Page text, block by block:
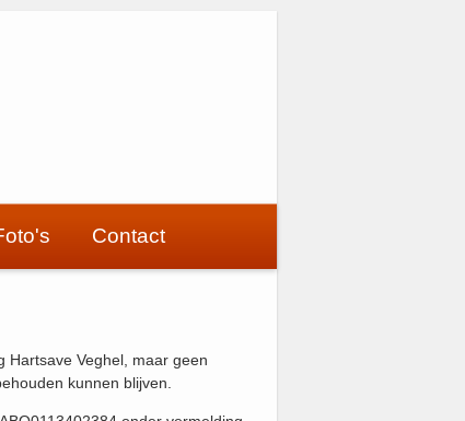
Contact
Hartsave Veghel, maar geen
kunnen blijven.